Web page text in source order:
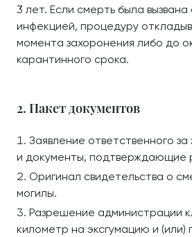
3 лет. Если смерть была
инфекцией, процедуру
момента захоронения либо до
карантинного срока.
2. Пакет документов
Заявление ответственного
и документы, подтверждающие
Оригинал свидетельства о
могилы.
Разрешение администрации
километр на эксгумацию и (или)